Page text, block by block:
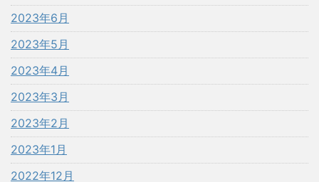
2023年6月
2023年5月
2023年4月
2023年3月
2023年2月
2023年1月
2022年12月